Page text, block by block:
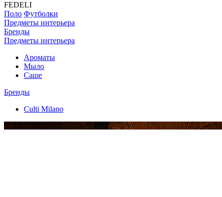
FEDELI
Поло Футболки
Предметы интерьера
Бренды
Предметы интерьера
Ароматы
Мыло
Саше
Бренды
Culti Milano